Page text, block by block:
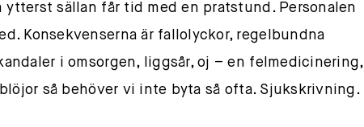
ytterst sällan får tid med en pratstund. Personalen
Konsekvenserna är fallolyckor, regelbundna
i omsorgen, liggsår, oj – en felmedicinering,
så behöver vi inte byta så ofta. Sjukskrivning.